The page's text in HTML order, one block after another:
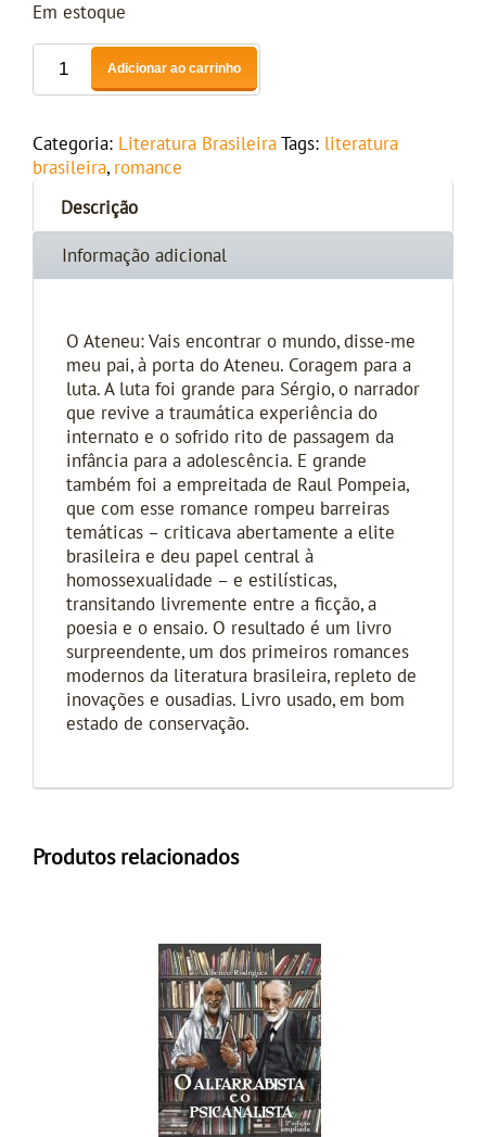
Em estoque
Adicionar ao carrinho
Categoria: Literatura Brasileira Tags: literatura
brasileira, romance
Descrição
Informação adicional
O Ateneu: Vais encontrar o mundo, disse-me
meu pai, à porta do Ateneu. Coragem para a
luta. A luta foi grande para Sérgio, o narrador
que revive a traumática experiência do
internato e o sofrido rito de passagem da
infância para a adolescência. E grande
também foi a empreitada de Raul Pompeia,
que com esse romance rompeu barreiras
temáticas – criticava abertamente a elite
brasileira e deu papel central à
homossexualidade – e estilísticas,
transitando livremente entre a ficção, a
poesia e o ensaio. O resultado é um livro
surpreendente, um dos primeiros romances
modernos da literatura brasileira, repleto de
inovações e ousadias. Livro usado, em bom
estado de conservação.
Produtos relacionados